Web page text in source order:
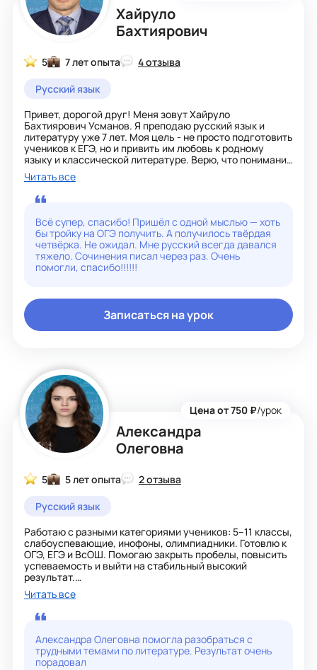
Хайруло
Бахтиярович
5 7 лет опыта
4 отзыва
Русский язык
Привет, дорогой друг! Меня зовут Хайруло
Бахтиярович Усманов. Я преподаю русский язык и
литературу уже 7 лет. Моя цель - не просто подготовить
учеников к ЕГЭ, но и привить им любовь к родному
языку и классической литературе. Верю, что понимание
предмета рождается через живой диалог и
осмысленное чтение. Результаты говорят сами за себя:
средний балл моих подопечных на ЕГЭ стабильно
держится на уровне 75–80 баллов. На уроках мы вместе
разбираем теорию, отрабатываем задания формата
экзамена и учимся выражать свои мысли чётко и
грамотно. Ну а если ты готовишься к ОГЭ, я,
разумеется, помогу тебе сдать его на пять!!!
Читать все
Всё супер, спасибо! Пришёл с одной мыслью — хоть
бы тройку на ОГЭ получить. А получилось твёрдая
четвёрка. Не ожидал. Мне русский всегда давался
тяжело. Сочинения писал через раз. Очень
помогли, спасибо!!!!!!
Записаться на урок
Александра
Олеговна
Цена от 750 ₽/урок
5 5 лет опыта
2 отзыва
Русский язык
Работаю с разными категориями учеников: 5–11 классы,
слабоуспевающие, инофоны, олимпиадники. Готовлю к
ОГЭ, ЕГЭ и ВсОШ. Помогаю закрыть пробелы, повысить
успеваемость и выйти на стабильный высокий
результат.
Как строю занятия:
· Чёткая структура: повторение → новая тема →
отработка → контроль
· Активные и игровые методы (являюсь автором
публикаций по игровым технологиям)
Читать все
Александра Олеговна помогла разобраться с
трудными темами по литературе. Результат очень
порадовал